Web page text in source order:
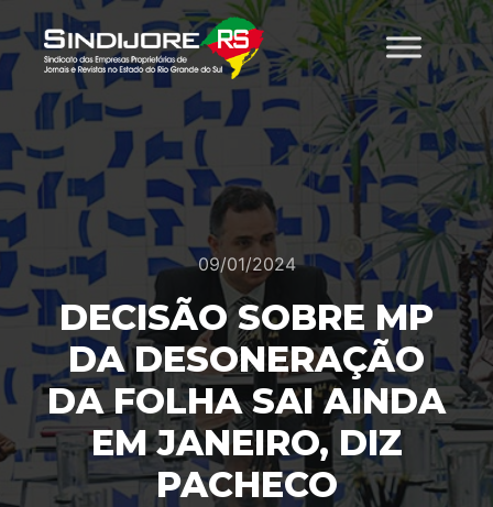
09/01/2024
DECISÃO SOBRE MP
DA DESONERAÇÃO
DA FOLHA SAI AINDA
EM JANEIRO, DIZ
PACHECO